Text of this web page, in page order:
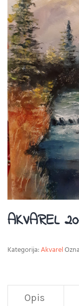
AKVAREL
Kategorija:Akvarel
Opis